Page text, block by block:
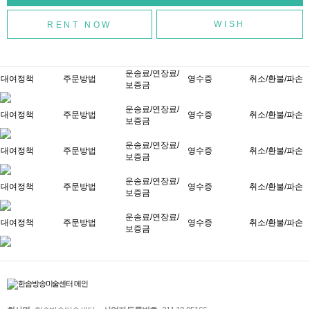
WISH
대여정책 주문방법
운송료/연장료/
보증금
영수증 취소/환불/파손
대여정책 주문방법
운송료/연장료/
보증금
영수증 취소/환불/파손
대여정책 주문방법
운송료/연장료/
보증금
영수증 취소/환불/파손
대여정책 주문방법
운송료/연장료/
보증금
영수증 취소/환불/파손
대여정책 주문방법
운송료/연장료/
보증금
영수증 취소/환불/파손